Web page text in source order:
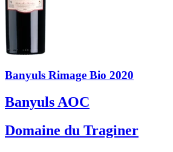
Banyuls Rimage Bio 2020
Banyuls AOC
Domaine du Traginer